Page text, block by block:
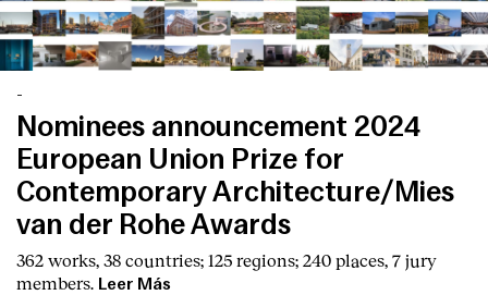
-
Nominees announcement 2024
European Union Prize for
Contemporary Architecture/Mies
van der Rohe Awards
362 works, 38 countries; 125 regions; 240 places, 7 jury
members. Leer Más